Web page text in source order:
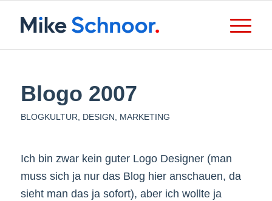
Blogo 2007
BLOGKULTUR DESIGN MARKETING
Ich bin zwar kein guter Logo Designer (man
muss sich ja nur das Blog hier anschauen, da
sieht man das ja sofort), aber ich wollte ja